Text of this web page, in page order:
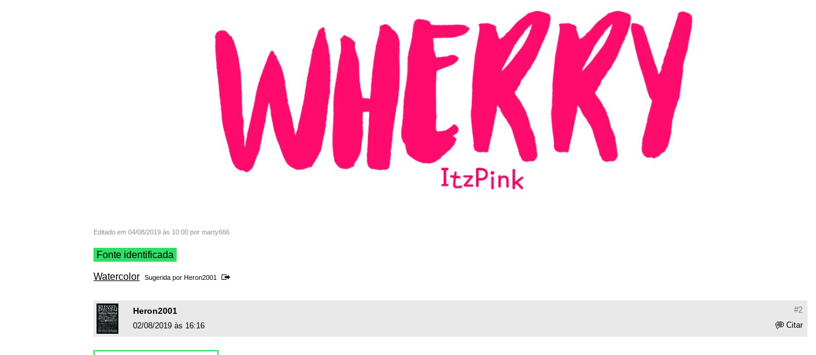
Editado em 04/08/2019 às 10:00 por marty666
Fonte identificada
Watercolor Sugerida por Heron2001
#2
Heron2001
Citar
02/08/2019 às 16:16